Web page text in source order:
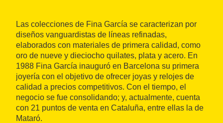
Las colecciones de Fina García se caracterizan por
diseños vanguardistas de líneas refinadas,
elaborados con materiales de primera calidad, como
oro de nueve y dieciocho quilates, plata y acero. En
1988 Fina García inauguró en Barcelona su primera
joyería con el objetivo de ofrecer joyas y relojes de
calidad a precios competitivos. Con el tiempo, el
negocio se fue consolidando; y, actualmente, cuenta
con 21 puntos de venta en Cataluña, entre ellas la de
Mataró.